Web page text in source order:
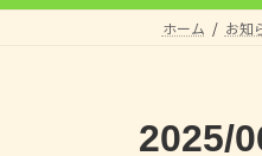
プ
動
ホーム お知
2025/